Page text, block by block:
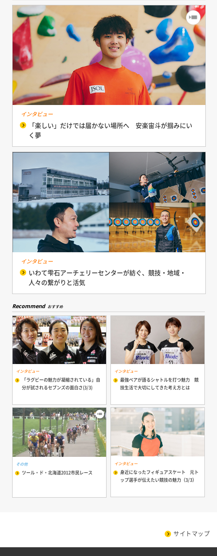
インタビュー
「楽しい」だけでは届かない場所へ 安楽宙斗が掴みにい
く夢
インタビュー
いわて雫石アーチェリーセンターが紡ぐ、競技・地域・
人々の繋がりと活気
Recommend おすすめ
インタビュー
「ラグビーの魅力が凝縮されている」自
分が試されるセブンズの面白さ(3/3)
インタビュー
最強ペアが語るシャトルを打つ魅力 競
技生活で大切にしてきた考え方とは
その他
ツール・ド・北海道2012市民レース
インタビュー
身近になったフィギュアスケート 元ト
ップ選手が伝えたい競技の魅力（3/3）
サイトマップ